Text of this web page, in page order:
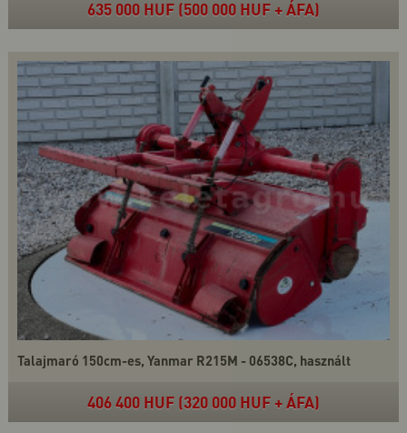
635 000 HUF (500 000 HUF + ÁFA)
Talajmaró 150cm-es, Yanmar R215M - 06538C, használt
406 400 HUF (320 000 HUF + ÁFA)